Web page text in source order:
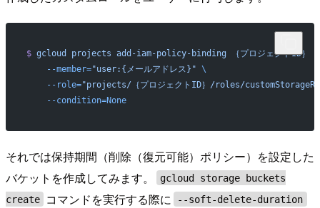
$ gcloud projects add-iam-policy-binding ｛プロジェクトID｝
    --member=
"user:{メールアドレス}" \
    --role=
"projects/｛プロジェクトID｝/roles/
    --condition=None
それでは保持期間（削除（復元可能）ポリシー）を設定した
バケットを作成してみます。
gcloud storage buckets
create
コマンドを実行する際に --soft-delete-duration